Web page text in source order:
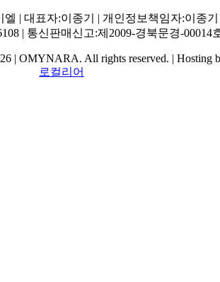
| 대표자:이종기 | 개인정보책임자:이종기
| 통신판매신고:제2009-경북문경-00014
| OMYNARA. All rights reserved. | Hosting
로컬리어